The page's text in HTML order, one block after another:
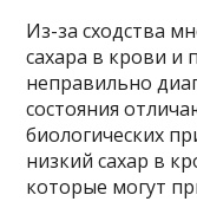
Из-за сходства
сахара в крови и
неправильно
состояния
биологических
низкий сахар в
которые могут